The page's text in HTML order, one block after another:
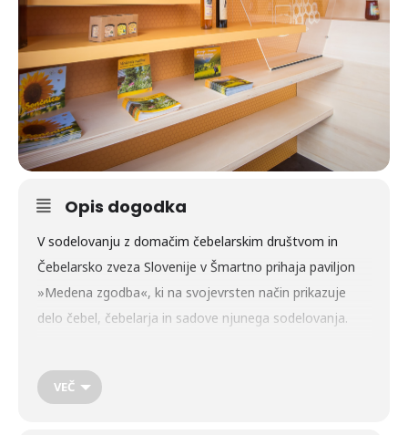
Opis dogodka
V sodelovanju z domačim čebelarskim društvom in
Čebelarsko zveza Slovenije v Šmartno prihaja paviljon
»Medena zgodba«, ki na svojevrsten način prikazuje
delo čebel, čebelarja in sadove njunega sodelovanja.
Paviljon »Medena zgodba« se bo v terminu od 17. do
24. oktobra 2021 nahajal na Staretovem trgu. V
VEČ